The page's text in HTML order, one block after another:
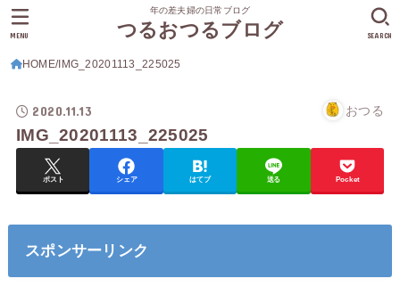
年の差夫婦の日常ブログ
つるおつるブログ SEARCH
MENU
HOME IMG_20201113_225025
2020.11.13 おつる
IMG_20201113_225025
ポスト シェア はてブ 送る Pocket
スポンサーリンク